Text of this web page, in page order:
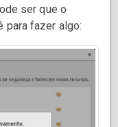
ser que o
para fazer algo: